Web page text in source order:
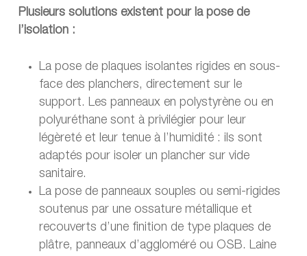
Plusieurs solutions existent pour la pose de
l’isolation :
La pose de plaques isolantes rigides en sous-
face des planchers, directement sur le
support. Les panneaux en polystyrène ou en
polyuréthane sont à privilégier pour leur
légèreté et leur tenue à l’humidité : ils sont
adaptés pour isoler un plancher sur vide
sanitaire.
La pose de panneaux souples ou semi-rigides
soutenus par une ossature métallique et
recouverts d’une finition de type plaques de
plâtre, panneaux d’aggloméré ou OSB. Laine